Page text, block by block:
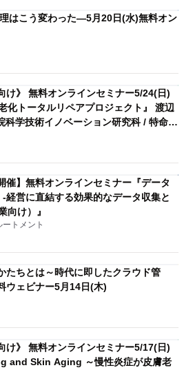
はこう変わった―5月20日(水)無料オン
け》 無料オンラインセミナー5/24(日)
トータルリペアプロジェクト』 渡辺
学技術イノベーション研究科 / 特命教
催】無料オンラインセミナー『データ
経営に直結する効果的なデータ収集と
け）』
トメント
たちとは～時代に即したクラウド管
ウェビナー5月14日(木)
け》 無料オンラインセミナー5/17(日)
and Skin Aging ～慢性炎症が皮膚老